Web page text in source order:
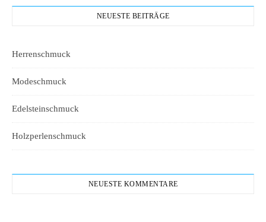
NEUESTE BEITRÄGE
Herrenschmuck
Modeschmuck
Edelsteinschmuck
Holzperlenschmuck
NEUESTE KOMMENTARE